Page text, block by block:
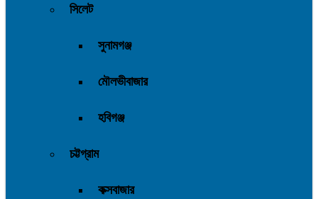
সিলেট
সুনামগঞ্জ
মৌলভীবাজার
হবিগঞ্জ
চট্টগ্রাম
কক্সবাজার